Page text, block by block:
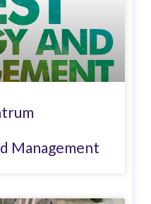
Management